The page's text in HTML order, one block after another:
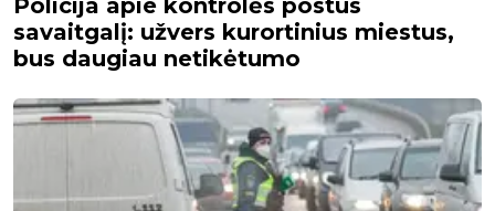
Policija apie kontrolės postus
savaitgalį: užvers kurortinius miestus,
bus daugiau netikėtumo